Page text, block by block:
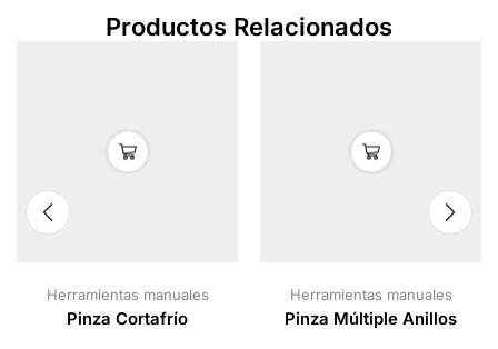
Productos Relacionados
Herramientas manuales
Pinza Cortafrío
Herramientas manuales
Pinza Múltiple Anillos